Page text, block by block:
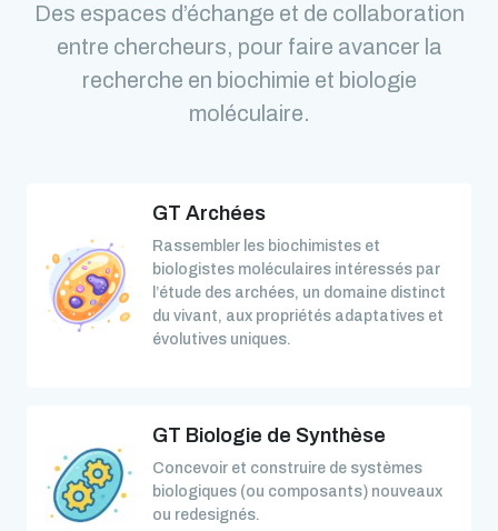
Des espaces d’échange et de collaboration
entre chercheurs, pour faire avancer la
recherche en biochimie et biologie
moléculaire.
GT Archées
Rassembler les biochimistes et
biologistes moléculaires intéressés par
l’étude des archées, un domaine distinct
du vivant, aux propriétés adaptatives et
évolutives uniques.
GT Biologie de Synthèse
Concevoir et construire de systèmes
biologiques (ou composants) nouveaux
ou redesignés.